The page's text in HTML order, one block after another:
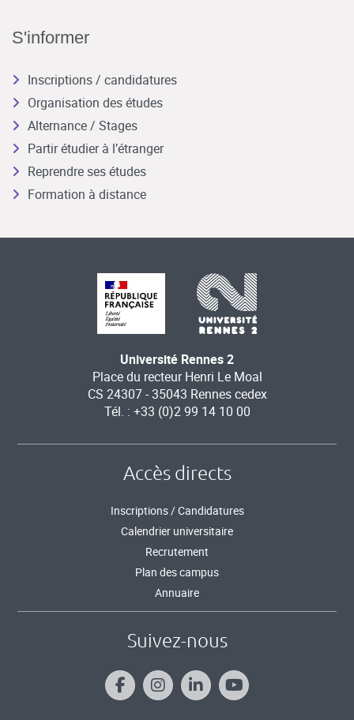
S'informer
Inscriptions / candidatures
Organisation des études
Alternance / Stages
Partir étudier à l’étranger
Reprendre ses études
Formation à distance
Université Rennes 2
Place du recteur Henri Le Moal
CS 24307 - 35043 Rennes cedex
Tél. : +33 (0)2 99 14 10 00
Accès directs
Inscriptions / Candidatures
Calendrier universitaire
Recrutement
Plan des campus
Annuaire
Suivez-nous